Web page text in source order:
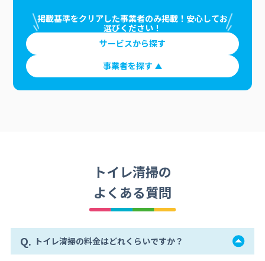
掲載基準をクリアした事業者のみ掲載！安心してお
選びください！
サービスから探す
事業者を探す
トイレ清掃の
よくある質問
Q. トイレ清掃の料金はどれくらいですか？